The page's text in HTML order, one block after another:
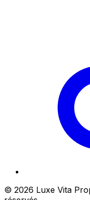
© 2026 Luxe Vita